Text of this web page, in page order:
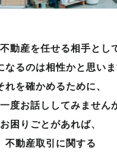
動産を任せる相手とし
なるのは相性かと思いま
れを確かめるために、
度お話ししてみません
お困りごとがあれば、
不動産取引に関する